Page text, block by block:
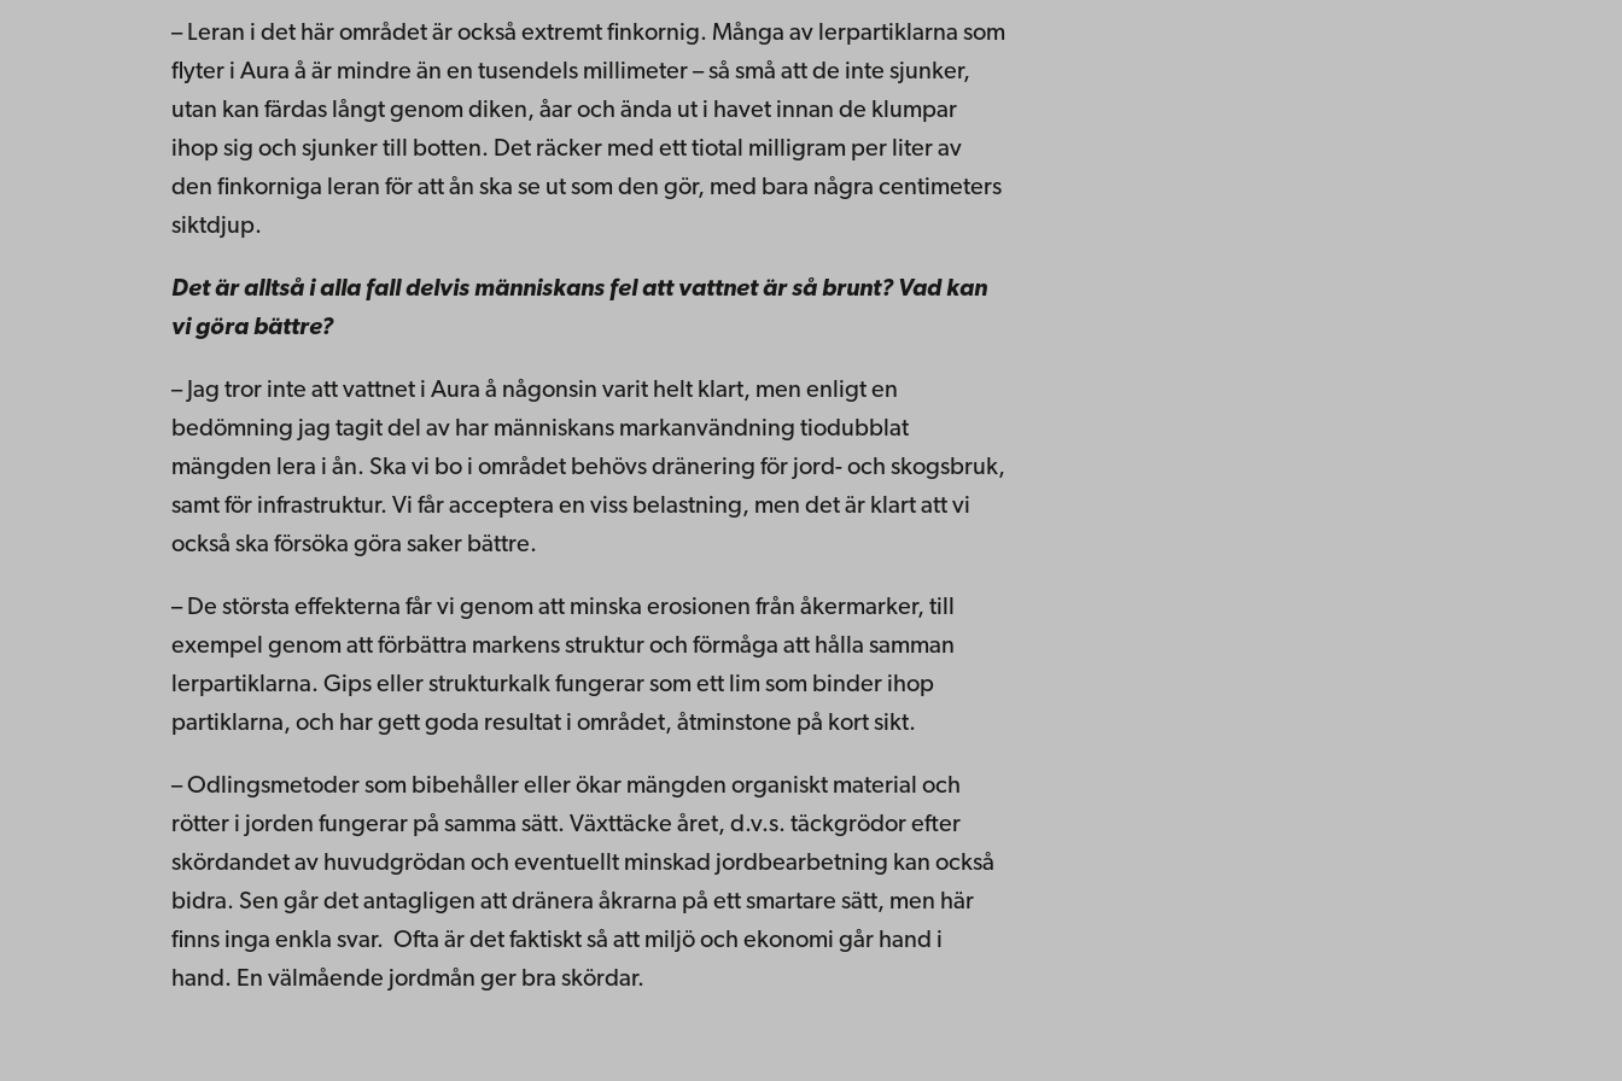
– Leran i det här området är också extremt finkornig. Många av lerpartiklarna som
flyter i Aura å är mindre än en tusendels millimeter – så små att de inte sjunker,
utan kan färdas långt genom diken, åar och ända ut i havet innan de klumpar
ihop sig och sjunker till botten. Det räcker med ett tiotal milligram per liter av
den finkorniga leran för att ån ska se ut som den gör, med bara några centimeters
siktdjup.
Det är alltså i alla fall delvis människans fel att vattnet är så brunt? Vad kan
vi göra bättre?
– Jag tror inte att vattnet i Aura å någonsin varit helt klart, men enligt en
bedömning jag tagit del av har människans markanvändning tiodubblat
mängden lera i ån. Ska vi bo i området behövs dränering för jord- och skogsbruk,
samt för infrastruktur. Vi får acceptera en viss belastning, men det är klart att vi
också ska försöka göra saker bättre.
– De största effekterna får vi genom att minska erosionen från åkermarker, till
exempel genom att förbättra markens struktur och förmåga att hålla samman
lerpartiklarna. Gips eller strukturkalk fungerar som ett lim som binder ihop
partiklarna, och har gett goda resultat i området, åtminstone på kort sikt.
– Odlingsmetoder som bibehåller eller ökar mängden organiskt material och
rötter i jorden fungerar på samma sätt. Växttäcke året, d.v.s. täckgrödor efter
skördandet av huvudgrödan och eventuellt minskad jordbearbetning kan också
bidra. Sen går det antagligen att dränera åkrarna på ett smartare sätt, men här
finns inga enkla svar. Ofta är det faktiskt så att miljö och ekonomi går hand i
hand. En välmående jordmån ger bra skördar.